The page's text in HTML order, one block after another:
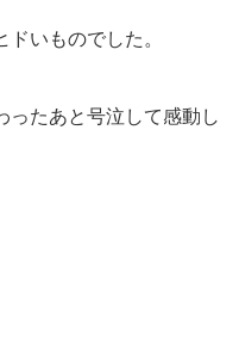
いものでした。
ったあと号泣して感動し